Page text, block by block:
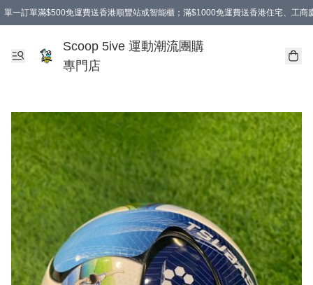
單一訂單滿$500免運費送香港順豐站或智能櫃；滿$1000免運費送香港住宅、工商
Scoop 5ive 運動潮流團購
專門店